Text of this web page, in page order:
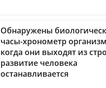
Обнаружены
часы-хронометр
когда они выходят из
развитие человека
останавливается